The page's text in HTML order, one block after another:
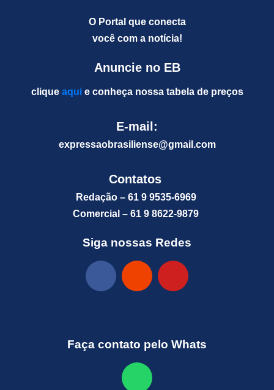
O Portal que conecta
você com a notícia!
Anuncie no EB
clique aquie conheça nossa tabela de preços
E-mail:
expressaobrasiliense@gmail.com
Contatos
Redação – 61 9 9535-6969
Comercial – 61 9 8622-9879
Siga nossas Redes
Faça contato pelo Whats